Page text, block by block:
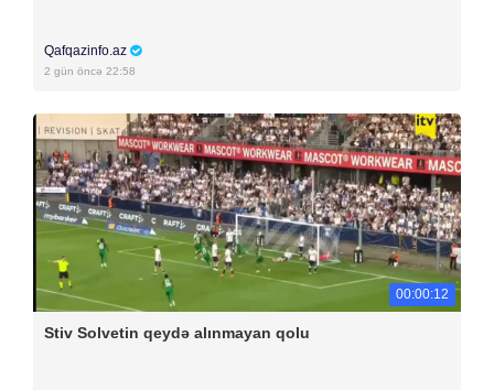
Qafqazinfo.az
2 gün öncə 22:58
00:00:12
Stiv Solvetin qeydə alınmayan qolu